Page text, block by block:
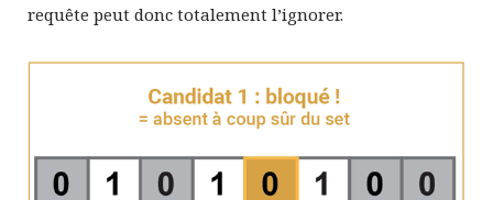
requête peut donc totalement l’ignorer.